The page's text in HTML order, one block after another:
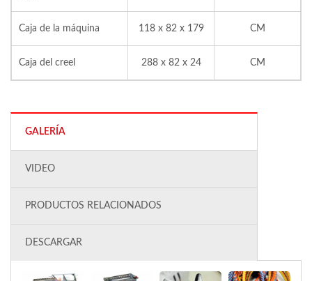
Caja de la máquina 118 x 82 x 179 CM
Caja del creel 288 x 82 x 24 CM
GALERÍA
VIDEO
PRODUCTOS RELACIONADOS
DESCARGAR